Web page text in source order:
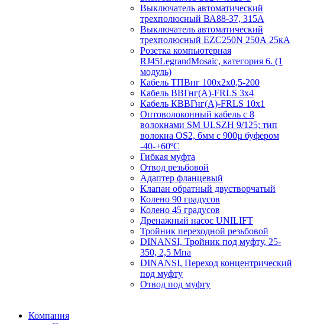
Выключатель автоматический
трехполюсный ВА88-37, 315А
Выключатель автоматический
трехполюсный EZC250N 250А 25кА
Розетка компьютерная
RJ45LegrandMosaic, категория 6. (1
модуль)
Кабель ТПВнг 100х2х0,5-200
Кабель ВВГнг(А)-FRLS 3х4
Кабель КВВГнг(А)-FRLS 10х1
Оптоволоконный кабель с 8
волокнами SM ULSZH 9/125; тип
волокна OS2, 6мм с 900µ буфером
-40-+60ºC
Гибкая муфта
Отвод резьбовой
Адаптер фланцевый
Клапан обратный двустворчатый
Колено 90 градусов
Колено 45 градусов
Дренажный насос UNILIFT
Тройник переходной резьбовой
DINANSI, Тройник под муфту, 25-
350, 2,5 Мпа
DINANSI, Переход концентрический
под муфту
Отвод под муфту
Компания